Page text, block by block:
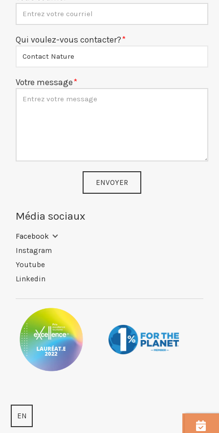
Qui voulez-vous contacter?
Votre message
ENVOYER
Média sociaux
Facebook
Instagram
Youtube
Linkedin
EN